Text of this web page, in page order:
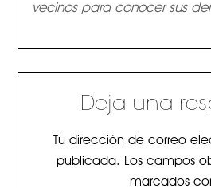
vecinos para conocer sus
Deja una
Tu dirección de correo
publicada. Los campos
marcados